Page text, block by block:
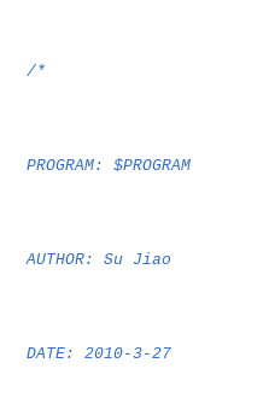
/*
PROGRAM: $PROGRAM
AUTHOR: Su Jiao
DATE: 2010-3-27